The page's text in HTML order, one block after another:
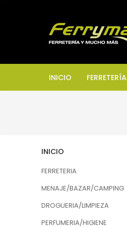
INICIO FERRETERÍA
INICIO
FERRETERIA
MENAJE/BAZAR/CAMPING
DROGUERIA/LIMPIEZA
PERFUMERIA/HIGIENE